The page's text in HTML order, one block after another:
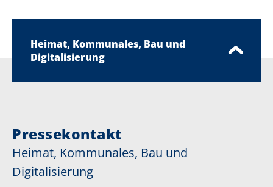
Heimat, Kommunales, Bau und
Digitalisierung
Pressekontakt
Heimat, Kommunales, Bau und
Digitalisierung